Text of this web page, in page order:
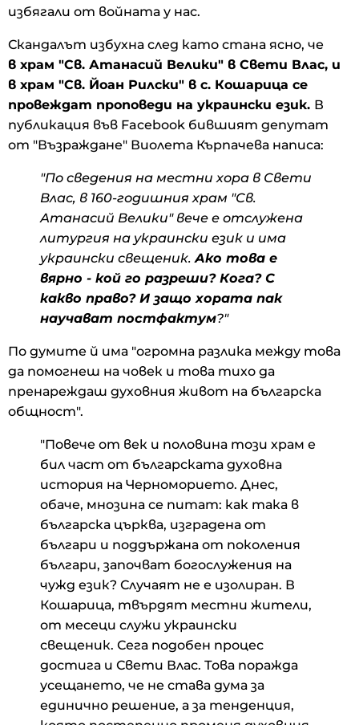
избягали от войната у нас.
Скандалът избухна след като стана ясно, че
в храм "Св. Атанасий Велики" в Свети Влас, и
в храм "Св. Йоан Рилски" в с. Кошарица се
провеждат проповеди на украински език. В
публикация във Facebook бившият депутат
от "Възраждане" Виолета Кърпачева написа:
"По сведения на местни хора в Свети
Влас, в 160-годишния храм "Св.
Атанасий Велики" вече е отслужена
литургия на украински език и има
украински свещеник.Ако това е
вярно - кой го разреши? Кога? С
какво право? И защо хората пак
научават постфактум?"
По думите й има "огромна разлика между това
да помогнеш на човек и това тихо да
пренареждаш духовния живот на българска
общност".
"Повече от век и половина този храм е
бил част от българската духовна
история на Черноморието. Днес,
обаче, мнозина се питат: как така в
българска църква, изградена от
българи и поддържана от поколения
българи, започват богослужения на
чужд език? Случаят не е изолиран. В
Кошарица, твърдят местни жители,
от месеци служи украински
свещеник. Сега подобен процес
достига и Свети Влас. Това поражда
усещането, че не става дума за
единично решение, а за тенденция,